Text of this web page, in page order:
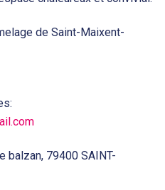
de Saint-Maixent-
balzan, 79400 SAINT-